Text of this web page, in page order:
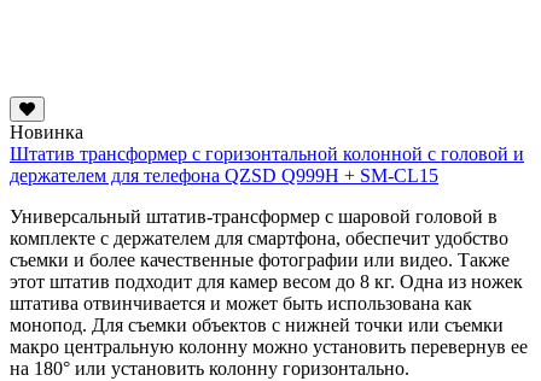
Новинка
Штатив трансформер с горизонтальной колонной с головой и
держателем для телефона QZSD Q999H + SM-CL15
Универсальный штатив-трансформер с шаровой головой в
комплекте с держателем для смартфона, обеспечит удобство
съемки и более качественные фотографии или видео. Также
этот штатив подходит для камер весом до 8 кг. Одна из ножек
штатива отвинчивается и может быть использована как
монопод. Для съемки объектов с нижней точки или съемки
макро центральную колонну можно установить перевернув ее
на 180° или установить колонну горизонтально.